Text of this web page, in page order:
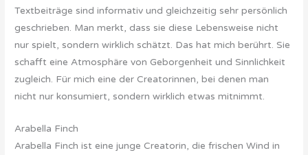
Textbeiträge sind informativ und gleichzeitig sehr persönlich
geschrieben. Man merkt, dass sie diese Lebensweise nicht
nur spielt, sondern wirklich schätzt. Das hat mich berührt. Sie
schafft eine Atmosphäre von Geborgenheit und Sinnlichkeit
zugleich. Für mich eine der Creatorinnen, bei denen man
nicht nur konsumiert, sondern wirklich etwas mitnimmt.
Arabella Finch
Arabella Finch ist eine junge Creatorin, die frischen Wind in